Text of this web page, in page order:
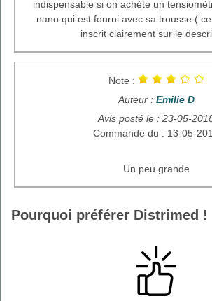
indispensable si on achète un
nano qui est fourni avec sa trousse (
inscrit clairement sur le
Note :
Auteur : Emilie D
Avis posté le : 23-05-
Commande du : 13-05-
Un peu grande
Pourquoi préférer Distrimed !